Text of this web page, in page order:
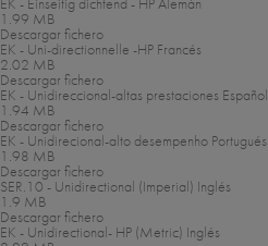
1.99 MB
Descargar fichero
EK - Uni-directionnelle -HP Francés
2.02 MB
Descargar fichero
EK - Unidireccional-altas prestaciones Español
1.94 MB
Descargar fichero
EK - Unidirecional-alto desempenho Portugués
1.98 MB
Descargar fichero
SER.10 - Unidirectional (Imperial) Inglés
1.9 MB
Descargar fichero
EK - Unidirectional- HP (Metric) Inglés